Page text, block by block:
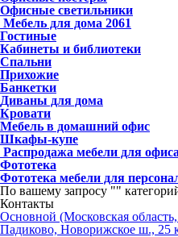
Офисные светильники
Мебель для дома 2061
Гостиные
Кабинеты и библиотеки
Спальни
Прихожие
Банкетки
Диваны для дома
Кровати
Мебель в домашний офис
Шкафы-купе
Распродажа мебели для офиса
Фототека
Фототека мебели для
По вашему запросу ""
Контакты
Основной (Московская
Падиково, Новорижское ш.,